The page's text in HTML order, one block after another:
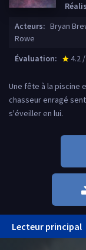
Acteurs: Bryan
Rowe
Évaluation:
4.2
Une fête à la piscine
chasseur enragé
s'éveiller en lui.
Lecteur principal